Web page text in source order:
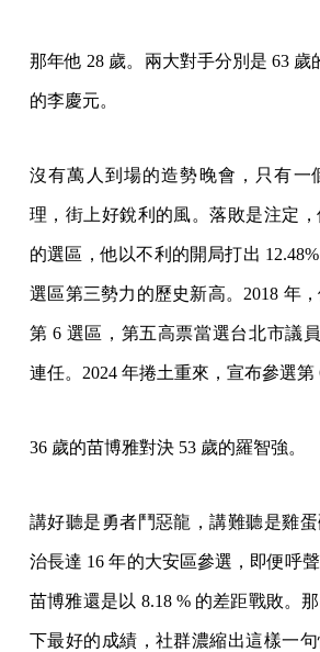
那年他 28 歲。兩大對手分別是 63 歲
的李慶元。
沒有萬人到場的造勢晚會，只有一
理，街上好銳利的風。落敗是注定
的選區，他以不利的開局打出
選區第三勢力的歷史新高。2018 年
第 6 選區，第五高票當選台北市議
連任。2024 年捲土重來，宣布參選第
36 歲的苗博雅對決 53 歲的羅智強。
講好聽是勇者鬥惡龍，講難聽是雞
治長達 16 年的大安區參選，即便呼
苗博雅還是以 8.18 % 的差距戰敗。
下最好的成績，社群濃縮出這樣一